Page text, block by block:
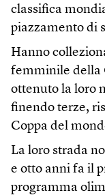
classifica
piazzamento di
Hanno
femminile della
ottenuto la loro
finendo terze,
Coppa del
La loro strada
e otto anni fa il
programma